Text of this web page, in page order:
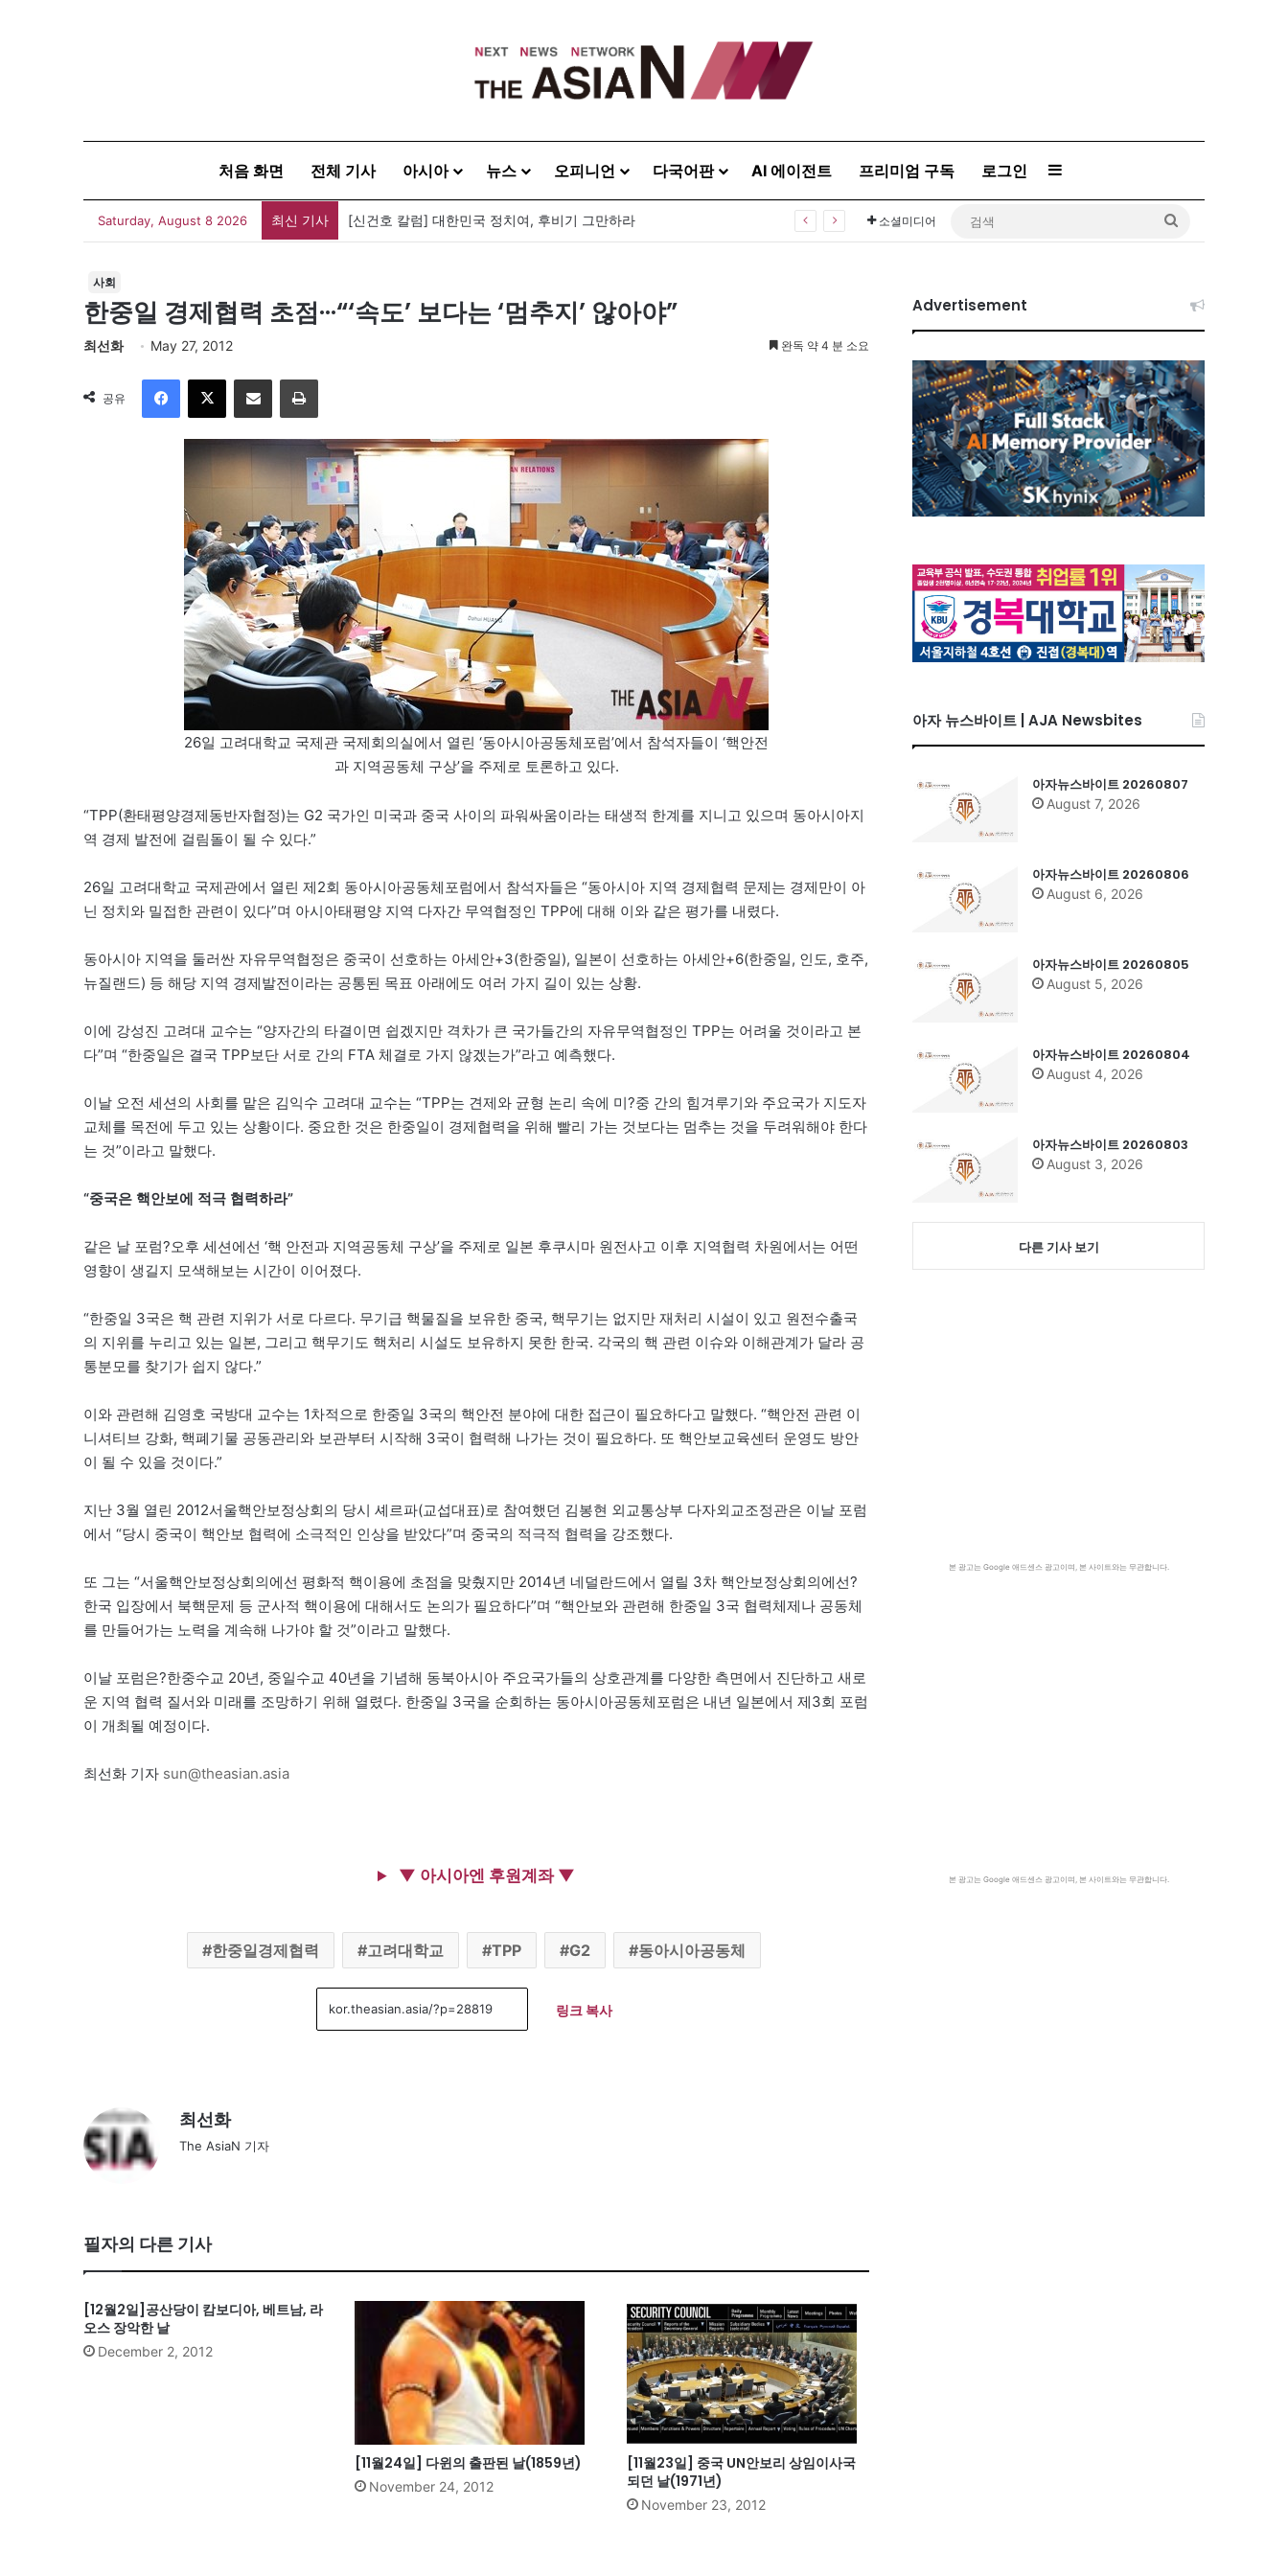
처음 화면 전체 기사 아시아 뉴스 오피니언 다국어판 AI 에이전트 프리미엄 구독 로그인 Sidebar
Saturday, August 8 2026 최신 기사 [신건호 칼럼] 대한민국 정치여, 후비기 그만하라 소셜미디어
사회
한중일 경제협력 초점···“‘속도’ 보다는 ‘멈추지’ 않아야”
최선화 May 27, 2012 완독 약 4 분 소요
공유
이메일
26일 고려대학교 국제관 국제회의실에서 열린 ‘동아시아공동체포럼’에서 참석자들이 ‘핵안전
과 지역공동체 구상’을 주제로 토론하고 있다.
“TPP(환태평양경제동반자협정)는 G2 국가인 미국과 중국 사이의 파워싸움이라는 태생적 한계를 지니고 있으며 동아시아지
역 경제 발전에 걸림돌이 될 수 있다.”
26일 고려대학교 국제관에서 열린 제2회 동아시아공동체포럼에서 참석자들은 “동아시아 지역 경제협력 문제는 경제만이 아
닌 정치와 밀접한 관련이 있다”며 아시아태평양 지역 다자간 무역협정인 TPP에 대해 이와 같은 평가를 내렸다.
동아시아 지역을 둘러싼 자유무역협정은 중국이 선호하는 아세안+3(한중일), 일본이 선호하는 아세안+6(한중일, 인도, 호주,
뉴질랜드) 등 해당 지역 경제발전이라는 공통된 목표 아래에도 여러 가지 길이 있는 상황.
이에 강성진 고려대 교수는 “양자간의 타결이면 쉽겠지만 격차가 큰 국가들간의 자유무역협정인 TPP는 어려울 것이라고 본
다”며 “한중일은 결국 TPP보단 서로 간의 FTA 체결로 가지 않겠는가”라고 예측했다.
이날 오전 세션의 사회를 맡은 김익수 고려대 교수는 “TPP는 견제와 균형 논리 속에 미?중 간의 힘겨루기와 주요국가 지도자
교체를 목전에 두고 있는 상황이다. 중요한 것은 한중일이 경제협력을 위해 빨리 가는 것보다는 멈추는 것을 두려워해야 한다
는 것”이라고 말했다.
“중국은 핵안보에 적극 협력하라”
같은 날 포럼?오후 세션에선 ‘핵 안전과 지역공동체 구상’을 주제로 일본 후쿠시마 원전사고 이후 지역협력 차원에서는 어떤
영향이 생길지 모색해보는 시간이 이어졌다.
“한중일 3국은 핵 관련 지위가 서로 다르다. 무기급 핵물질을 보유한 중국, 핵무기는 없지만 재처리 시설이 있고 원전수출국
의 지위를 누리고 있는 일본, 그리고 핵무기도 핵처리 시설도 보유하지 못한 한국. 각국의 핵 관련 이슈와 이해관계가 달라 공
통분모를 찾기가 쉽지 않다.”
이와 관련해 김영호 국방대 교수는 1차적으로 한중일 3국의 핵안전 분야에 대한 접근이 필요하다고 말했다. “핵안전 관련 이
니셔티브 강화, 핵폐기물 공동관리와 보관부터 시작해 3국이 협력해 나가는 것이 필요하다. 또 핵안보교육센터 운영도 방안
이 될 수 있을 것이다.”
지난 3월 열린 2012서울핵안보정상회의 당시 셰르파(교섭대표)로 참여했던 김봉현 외교통상부 다자외교조정관은 이날 포럼
에서 “당시 중국이 핵안보 협력에 소극적인 인상을 받았다”며 중국의 적극적 협력을 강조했다.
또 그는 “서울핵안보정상회의에선 평화적 핵이용에 초점을 맞췄지만 2014년 네덜란드에서 열릴 3차 핵안보정상회의에선?
한국 입장에서 북핵문제 등 군사적 핵이용에 대해서도 논의가 필요하다”며 “핵안보와 관련해 한중일 3국 협력체제나 공동체
를 만들어가는 노력을 계속해 나가야 할 것”이라고 말했다.
이날 포럼은?한중수교 20년, 중일수교 40년을 기념해 동북아시아 주요국가들의 상호관계를 다양한 측면에서 진단하고 새로
운 지역 협력 질서와 미래를 조망하기 위해 열렸다. 한중일 3국을 순회하는 동아시아공동체포럼은 내년 일본에서 제3회 포럼
이 개최될 예정이다.
최선화 기자 sun@theasian.asia
▼ 아시아엔 후원계좌 ▼
한중일경제협력 고려대학교 TPP G2 동아시아공동체
링크 복사
최선화
The AsiaN 기자
필자의 다른 기사
[12월2일]공산당이 캄보디아, 베트남, 라
오스 장악한 날
December 2, 2012
[11월24일] 다윈의 출판된 날(1859년)
November 24, 2012
[11월23일] 중국 UN안보리 상임이사국
되던 날(1971년)
November 23, 2012
Advertisement
아자 뉴스바이트 | AJA Newsbites
아자뉴스바이트 20260807
August 7, 2026
아자뉴스바이트 20260806
August 6, 2026
아자뉴스바이트 20260805
August 5, 2026
아자뉴스바이트 20260804
August 4, 2026
아자뉴스바이트 20260803
August 3, 2026
다른 기사 보기
본 광고는 Google 애드센스 광고이며, 본 사이트와는 무관합니다.
본 광고는 Google 애드센스 광고이며, 본 사이트와는 무관합니다.